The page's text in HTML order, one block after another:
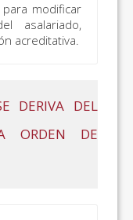
modificar
asalariado,
acreditativa.
DERIVA DEL
ORDEN DE